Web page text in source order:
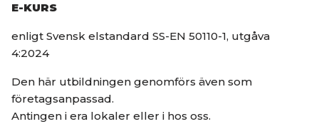
E-KURS
enligt Svensk elstandard SS-EN 50110-1, utgåva
4:2024
Den här utbildningen genomförs även som
företagsanpassad.
Antingen i era lokaler eller i hos oss.